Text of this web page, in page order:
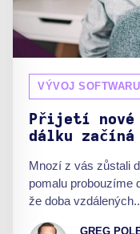
VÝVOJ SOFTWARU
Přijetí nové
dálku začíná
Mnozí z vás zůstali
pomalu probouzíme
že doba
GREG